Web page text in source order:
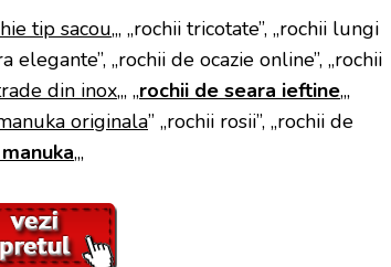
tip sacou„, „rochii tricotate”, „rochii lungi
elegante”, „rochii de ocazie online”, „rochii
din inox„, „rochii de seara ieftine„,
originala” „rochii rosii”, „rochii de
„,